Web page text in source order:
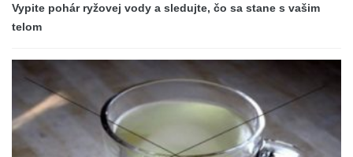
Vypite pohár ryžovej vody a sledujte, čo sa stane s vašim
telom